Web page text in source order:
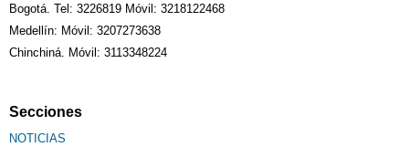
Sudoku
Bogotá. Tel: 3226819 Móvil: 3218122468
Medellín: Móvil: 3207273638
Chinchiná. Móvil: 3113348224
Secciones
NOTICIAS